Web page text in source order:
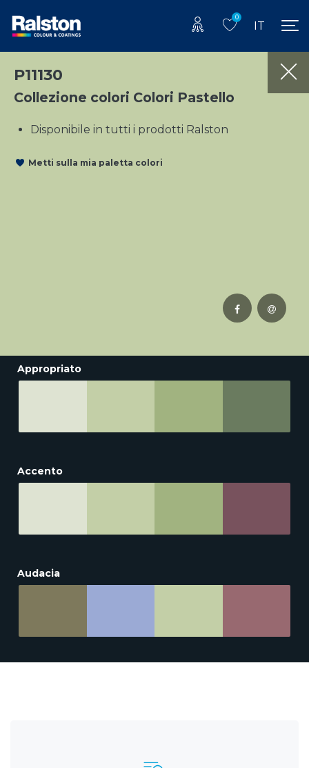
0
IT
P11130
Collezione colori Colori Pastello
Disponibile in tutti i prodotti Ralston
Metti sulla mia paletta colori
Appropriato
Accento
Audacia